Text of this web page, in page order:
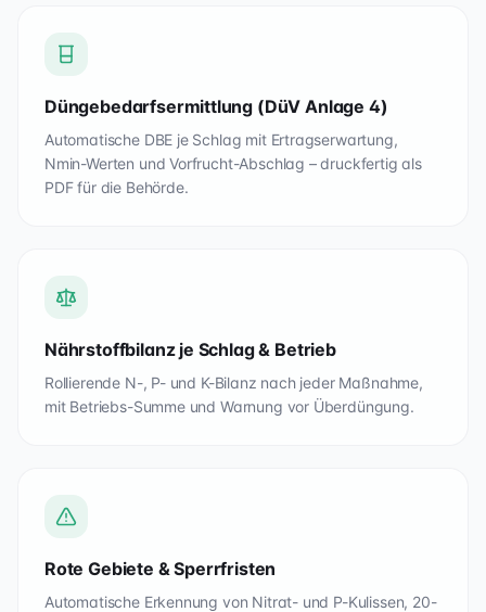
Düngebedarfsermittlung (DüV Anlage 4)
Automatische DBE je Schlag mit Ertragserwartung,
Nmin-Werten und Vorfrucht-Abschlag – druckfertig als
PDF für die Behörde.
Nährstoffbilanz je Schlag & Betrieb
Rollierende N-, P- und K-Bilanz nach jeder Maßnahme,
mit Betriebs-Summe und Warnung vor Überdüngung.
Rote Gebiete & Sperrfristen
Automatische Erkennung von Nitrat- und P-Kulissen, 20-